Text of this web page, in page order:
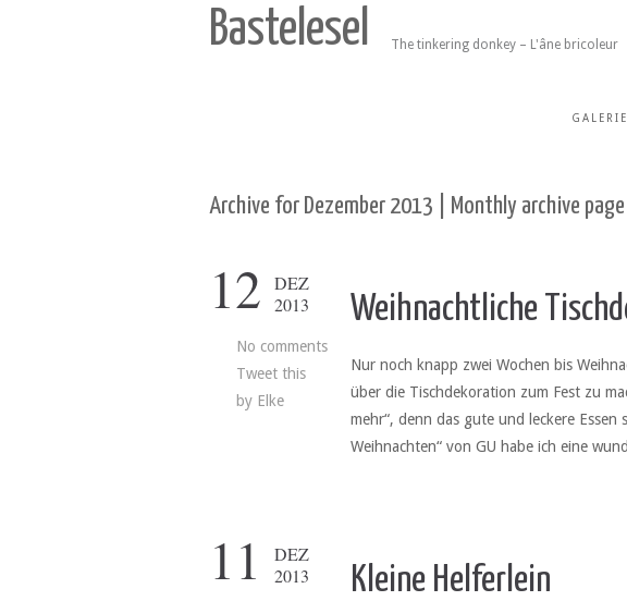
Bastelesel The tinkering donkey – L'âne bricoleur
GALERIE
Archive for Dezember 2013 | Monthly archive page
12
DEZ
2013
No comments
Tweet this
by Elke
Weihnachtliche
Nur noch knapp zwei Wochen bis
über die Tischdekoration zum Fest zu
mehr“, denn das gute und leckere
Weihnachten“ von GU habe ich eine
11
DEZ
2013
Kleine Helferlein